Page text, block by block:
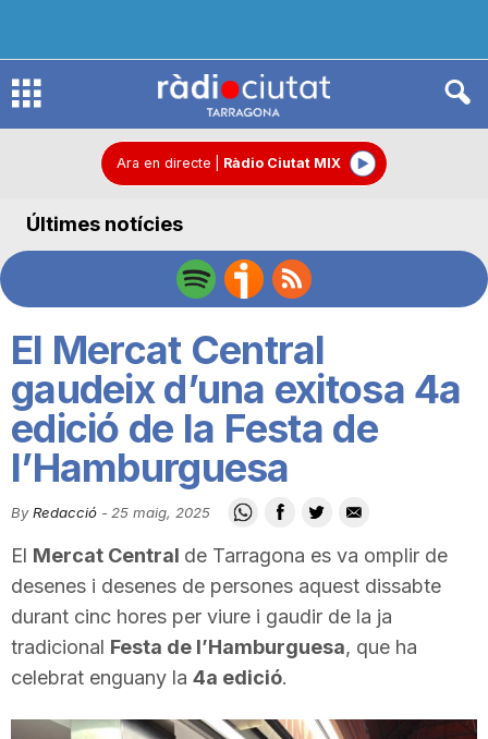
R
d
C
i
u
t
a
Ara en directe Ràdio Ciutat MIX
Últimes notícies
El Mercat Central
gaudeix d’una exitosa 4a
edició de la Festa de
l’Hamburguesa
By Redacció - 25 maig, 2025
El Mercat Central de Tarragona es va omplir de
desenes i desenes de persones aquest dissabte
durant cinc hores per viure i gaudir de la ja
tradicional Festa de l’Hamburguesa, que ha
celebrat enguany la 4a edició.